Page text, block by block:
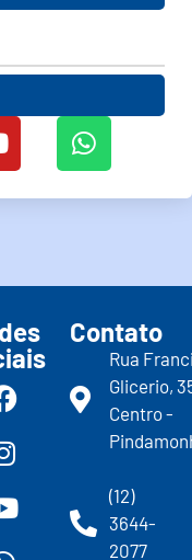
Contato
Rua
Glicerio,
Centro -
(12)
3644-
2077